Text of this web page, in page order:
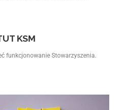
KSM
funkcjonowanie Stowarzyszenia.